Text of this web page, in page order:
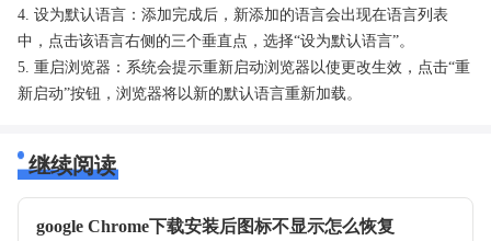
4. 设为默认语言：添加完成后，新添加的语言会出现在语言列表
中，点击该语言右侧的三个垂直点，选择“设为默认语言”。
5. 重启浏览器：系统会提示重新启动浏览器以使更改生效，点击“重
新启动”按钮，浏览器将以新的默认语言重新加载。
继续阅读
google Chrome下载安装后图标不显示怎么恢复